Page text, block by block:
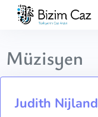
Müzisyen
Judith Nijland